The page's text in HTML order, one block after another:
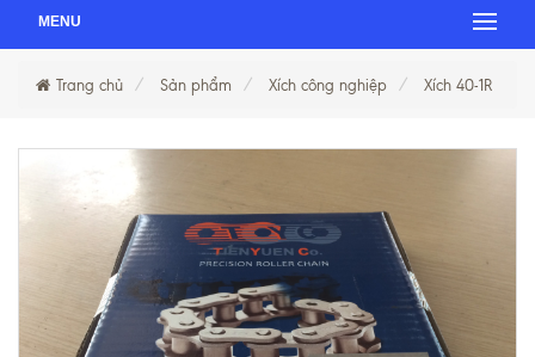
MENU
Trang chủ Sản phẩm Xích công nghiệp Xích 40-1R